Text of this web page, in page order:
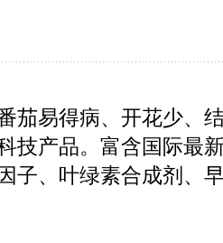
茄易得病、开花少、
技产品。富含国际最
子、叶绿素合成剂、